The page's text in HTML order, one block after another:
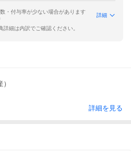
・付与率が少ない場合があります
詳細
細は内訳でご確認ください。
詳細を見る